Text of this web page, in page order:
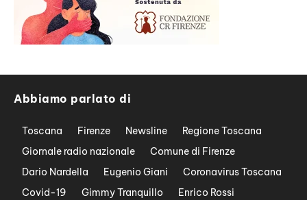
Abbiamo parlato di
Toscana Firenze Newsline
Regione Toscana
Giornale radio nazionale
Comune di Firenze
Dario Nardella
Eugenio Giani
Coronavirus Toscana
Covid-19
Gimmy Tranquillo
Enrico Rossi